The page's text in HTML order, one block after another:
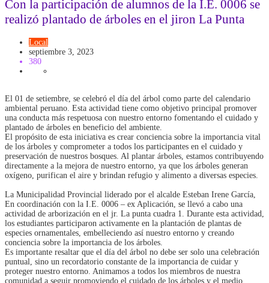
Con la participación de alumnos de la I.E. 0006 se
realizó plantado de árboles en el jiron La Punta
Local
septiembre 3, 2023
380
El 01 de setiembre, se celebró el día del árbol como parte del calendario
ambiental peruano. Esta actividad tiene como objetivo principal promover
una conducta más respetuosa con nuestro entorno fomentando el cuidado y
plantado de árboles en beneficio del ambiente.
El propósito de esta iniciativa es crear conciencia sobre la importancia vital
de los árboles y comprometer a todos los participantes en el cuidado y
preservación de nuestros bosques. Al plantar árboles, estamos contribuyendo
directamente a la mejora de nuestro entorno, ya que los árboles generan
oxígeno, purifican el aire y brindan refugio y alimento a diversas especies.
La Municipalidad Provincial liderado por el alcalde Esteban Irene García,
En coordinación con la I.E. 0006 – ex Aplicación, se llevó a cabo una
actividad de arborización en el jr. La punta cuadra 1. Durante esta actividad,
los estudiantes participaron activamente en la plantación de plantas de
especies ornamentales, embelleciendo así nuestro entorno y creando
conciencia sobre la importancia de los árboles.
Es importante resaltar que el día del árbol no debe ser solo una celebración
puntual, sino un recordatorio constante de la importancia de cuidar y
proteger nuestro entorno. Animamos a todos los miembros de nuestra
comunidad a seguir promoviendo el cuidado de los árboles y el medio